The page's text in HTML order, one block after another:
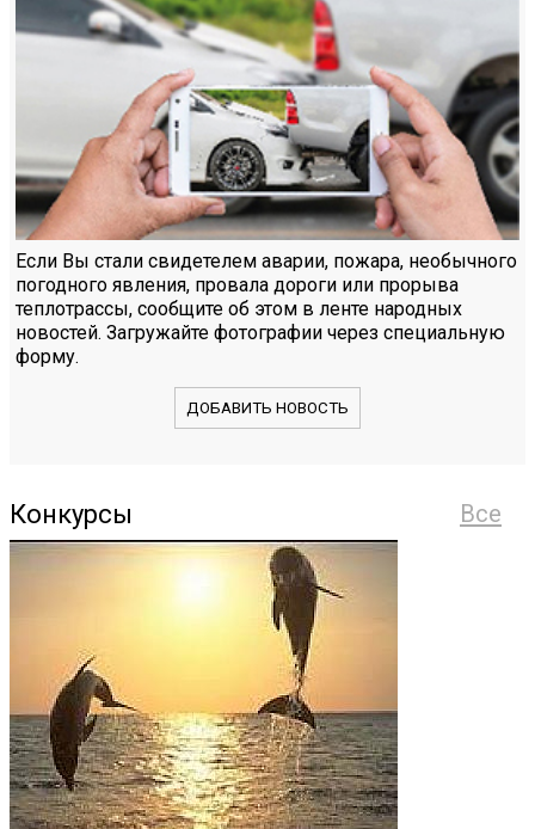
Если Вы стали свидетелем аварии, пожара, необычного
погодного явления, провала дороги или прорыва
теплотрассы, сообщите об этом в ленте народных
новостей. Загружайте фотографии через специальную
форму.
ДОБАВИТЬ НОВОСТЬ
Все
Конкурсы